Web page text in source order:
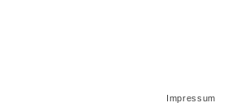
Impressum